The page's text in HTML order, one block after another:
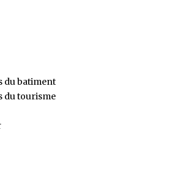
du batiment
du tourisme